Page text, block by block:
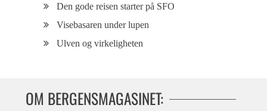
Den gode reisen starter på SFO
Visebasaren under lupen
Ulven og virkeligheten
OM BERGENSMAGASINET: